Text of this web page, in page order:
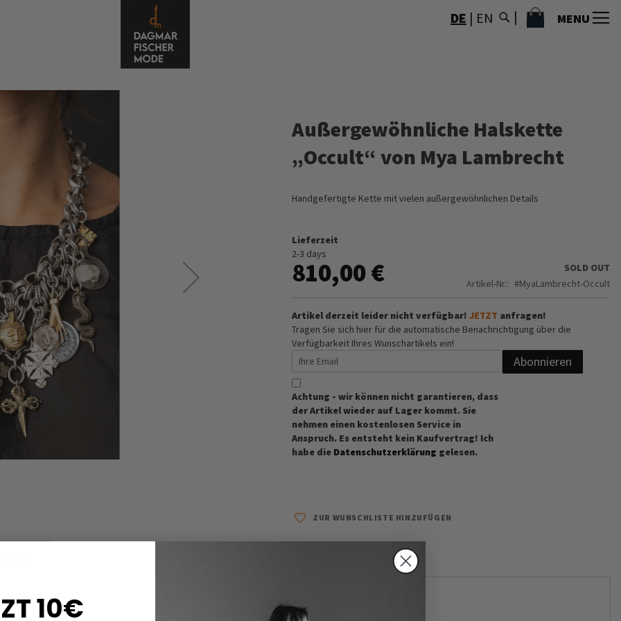
DE | EN MENU
MEIN WARENKORB
Außergewöhnliche Halskette
„Occult“ von Mya Lambrecht
Handgefertigte Kette mit vielen außergewöhnlichen Details
Lieferzeit
2-3 days
810,00 €
SOLD OUT
Artikel-Nr.
MyaLambrecht-Occult
Artikel derzeit leider nicht verfügbar!JETZT anfragen!
Tragen Sie sich hier für die automatische Benachrichtigung über die
Verfügbarkeit Ihres Wunschartikels ein!
Achtung - wir können nicht garantieren, dass
der Artikel wieder auf Lager kommt. Sie
nehmen einen kostenlosen Service in
Anspruch. Es entsteht kein Kaufvertrag! Ich
habe die Datenschutzerklärung gelesen.
Abonnieren
ZUR WUNSCHLISTE HINZUFÜGEN
10€